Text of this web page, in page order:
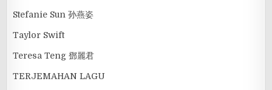
Stefanie Sun 孙燕姿
Taylor Swift
Teresa Teng 鄧麗君
TERJEMAHAN LAGU